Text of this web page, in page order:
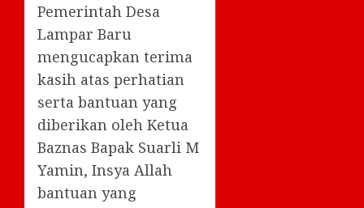
Pemerintah Desa
Lampar Baru
mengucapkan terima
kasih atas perhatian
serta bantuan yang
diberikan oleh Ketua
Baznas Bapak Suarli M
Yamin, Insya Allah
bantuan yang